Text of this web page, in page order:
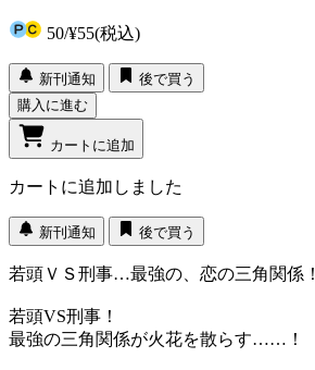
50/¥55(税込)
新刊通知
後で買う
購入に進む
カートに追加
カートに追加しました
新刊通知 後で買う
若頭ＶＳ刑事…最強の、恋の三角関係！
若頭VS刑事！
最強の三角関係が火花を散らす……！